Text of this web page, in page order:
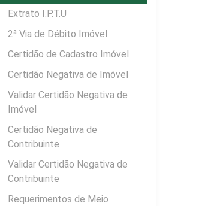
Extrato I.P.T.U
2ª Via de Débito Imóvel
Certidão de Cadastro Imóvel
Certidão Negativa de Imóvel
Validar Certidão Negativa de
Imóvel
Certidão Negativa de
Contribuinte
Validar Certidão Negativa de
Contribuinte
Requerimentos de Meio